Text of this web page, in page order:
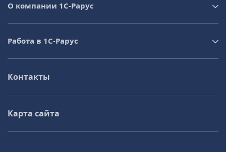
О компании 1C-Рарус
Работа в 1С‑Рарус
Контакты
Карта сайта